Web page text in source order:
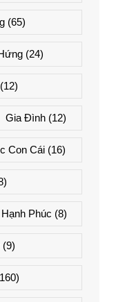
(65)
(24)
(12)
Gia Đình (12)
Con Cái(16)
Hạnh Phúc (8)
(9)